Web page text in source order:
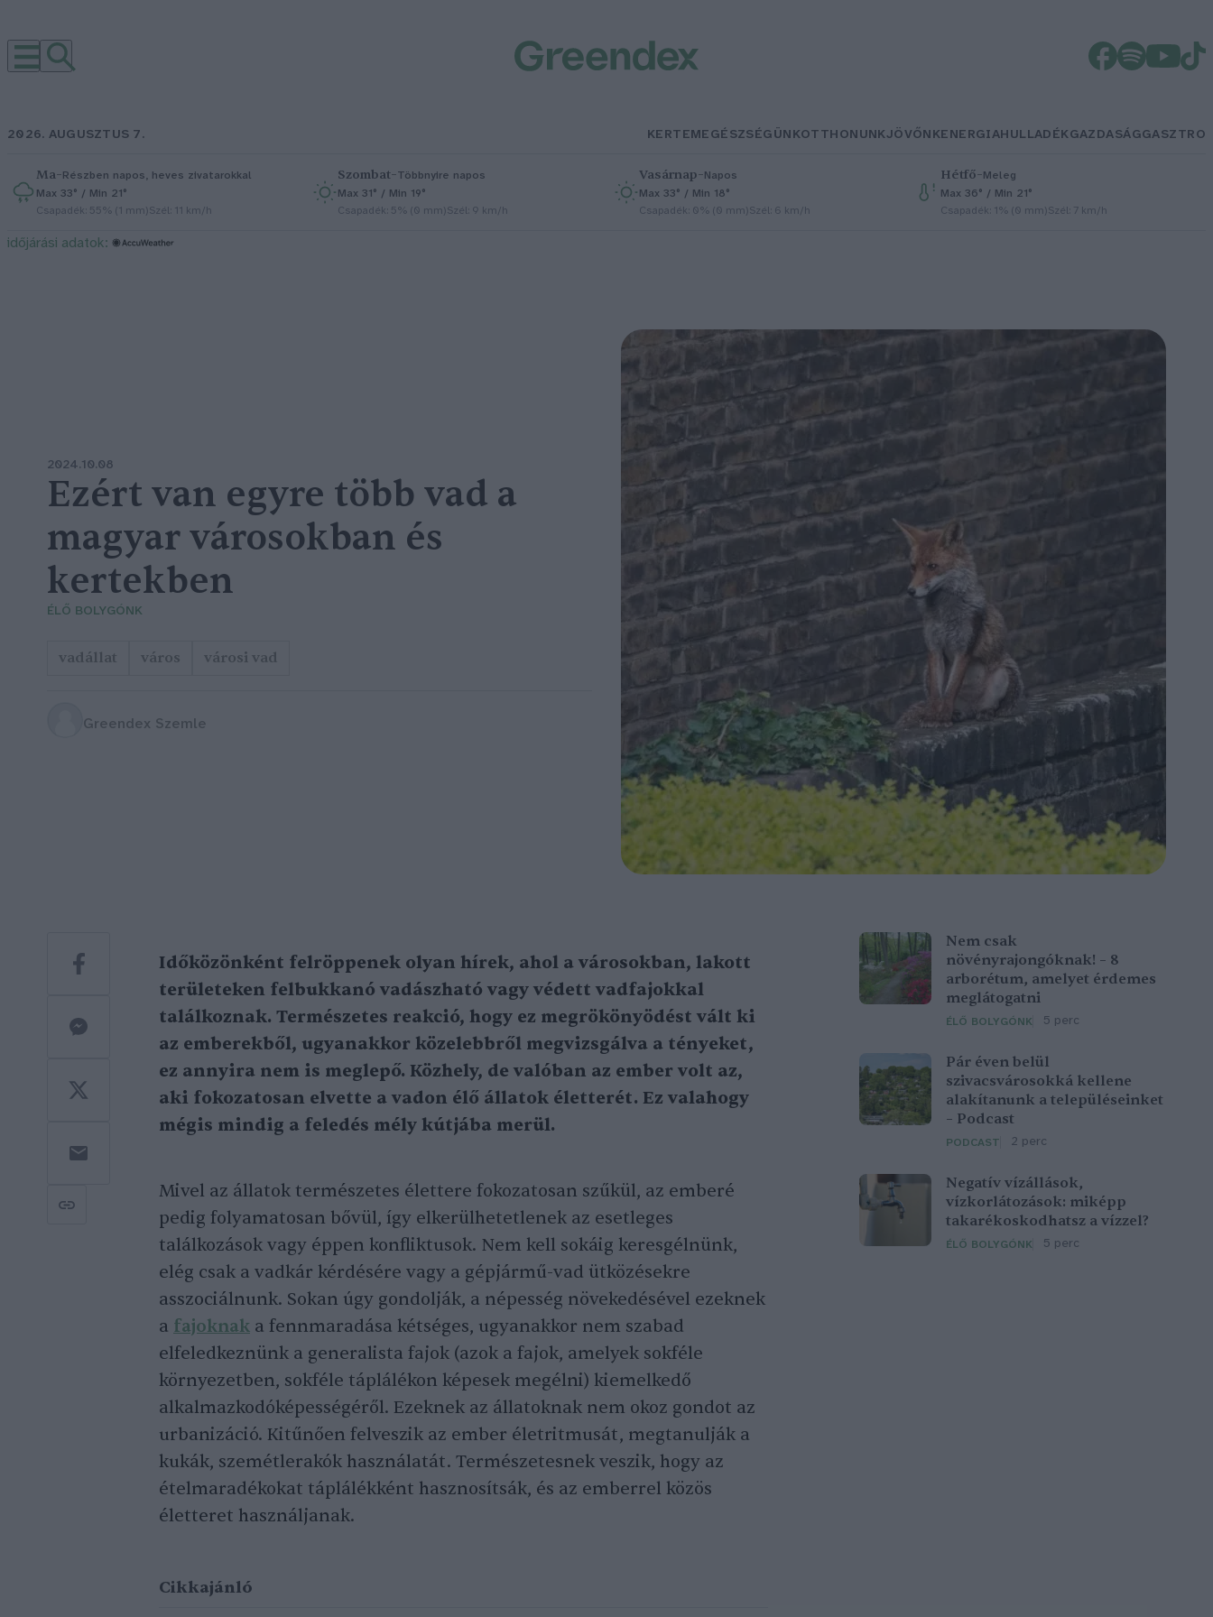
2026. AUGUSZTUS 7. KERTEMEGÉSZSÉGÜNKOTTHONUNKJÖVŐNKENERGIAHULLADÉKGAZDASÁGGASZTRO
Ma–Részben napos, heves zivatarokkal
Max 33° / Min 21°
Csapadék: 55% (1 mm)Szél: 11 km/h
Szombat–Többnyire napos
Max 31° / Min 19°
Csapadék: 5% (0 mm)Szél: 9 km/h
Vasárnap–Napos
Max 33° / Min 18°
Csapadék: 0% (0 mm)Szél: 6 km/h
Hétfő–Meleg
Max 36° / Min 21°
Csapadék: 1% (0 mm)Szél: 7 km/h
időjárási adatok:
2024.10.08
Ezért van egyre több vad a
magyar városokban és
kertekben
ÉLŐ BOLYGÓNK
vadállat város városi vad
Greendex Szemle
Időközönként felröppenek olyan hírek, ahol a városokban, lakott
területeken felbukkanó vadászható vagy védett vadfajokkal
találkoznak. Természetes reakció, hogy ez megrökönyödést vált ki
az emberekből, ugyanakkor közelebbről megvizsgálva a tényeket,
ez annyira nem is meglepő. Közhely, de valóban az ember volt az,
aki fokozatosan elvette a vadon élő állatok életterét. Ez valahogy
mégis mindig a feledés mély kútjába merül.
Mivel az állatok természetes élettere fokozatosan szűkül, az emberé
pedig folyamatosan bővül, így elkerülhetetlenek az esetleges
találkozások vagy éppen konfliktusok. Nem kell sokáig keresgélnünk,
elég csak a vadkár kérdésére vagy a gépjármű-vad ütközésekre
asszociálnunk. Sokan úgy gondolják, a népesség növekedésével ezeknek
a fajoknak a fennmaradása kétséges, ugyanakkor nem szabad
elfeledkeznünk a generalista fajok (azok a fajok, amelyek sokféle
környezetben, sokféle táplálékon képesek megélni) kiemelkedő
alkalmazkodóképességéről. Ezeknek az állatoknak nem okoz gondot az
urbanizáció. Kitűnően felveszik az ember életritmusát, megtanulják a
kukák, szemétlerakók használatát. Természetesnek veszik, hogy az
ételmaradékokat táplálékként hasznosítsák, és az emberrel közös
életteret használjanak.
Cikkajánló
Nem csak
növényrajongóknak! – 8
arborétum, amelyet érdemes
meglátogatni
ÉLŐ BOLYGÓNK 5 perc
Pár éven belül
szivacsvárosokká kellene
alakítanunk a településeinket
– Podcast
PODCAST 2 perc
Negatív vízállások,
vízkorlátozások: miképp
takarékoskodhatsz a vízzel?
ÉLŐ BOLYGÓNK 5 perc